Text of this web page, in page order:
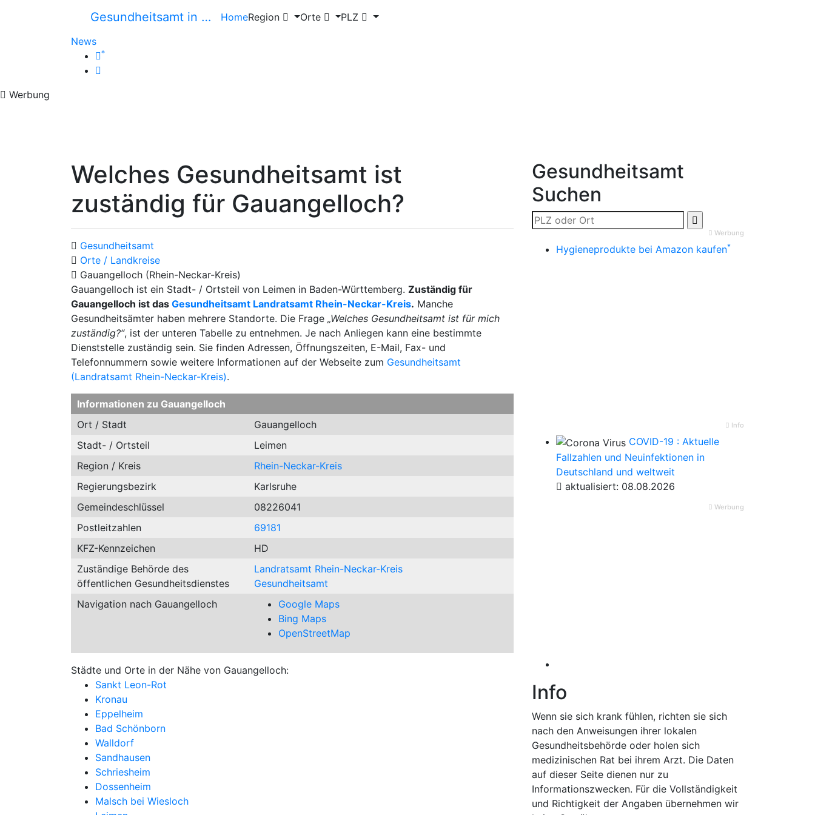
Gesundheitsamt in … HomeRegion Orte
PLZ
News
*
Werbung
Welches Gesundheitsamt ist
zuständig für Gauangelloch?
Gesundheitsamt
Orte / Landkreise
Gauangelloch (Rhein-Neckar-Kreis)
Gauangelloch ist ein Stadt- / Ortsteil von Leimen in Baden-Württemberg. Zuständig für
Gauangelloch ist das Gesundheitsamt Landratsamt Rhein-Neckar-Kreis. Manche
Gesundheitsämter haben mehrere Standorte. Die Frage „Welches Gesundheitsamt ist für mich
zuständig?“, ist der unteren Tabelle zu entnehmen. Je nach Anliegen kann eine bestimmte
Dienststelle zuständig sein. Sie finden Adressen, Öffnungszeiten, E-Mail, Fax- und
Telefonnummern sowie weitere Informationen auf der Webseite zum Gesundheitsamt
(Landratsamt Rhein-Neckar-Kreis).
Informationen zu Gauangelloch
Ort / Stadt
Gauangelloch
Stadt- / Ortsteil
Leimen
Region / Kreis
Rhein-Neckar-Kreis
Regierungsbezirk
Karlsruhe
Gemeindeschlüssel
08226041
Postleitzahlen
69181
KFZ-Kennzeichen
HD
Zuständige Behörde des
öffentlichen Gesundheitsdienstes
Landratsamt Rhein-Neckar-Kreis
Gesundheitsamt
Navigation nach Gauangelloch
Google Maps
Bing Maps
OpenStreetMap
Städte und Orte in der Nähe von Gauangelloch:
Sankt Leon-Rot
Kronau
Eppelheim
Bad Schönborn
Walldorf
Sandhausen
Schriesheim
Dossenheim
Malsch bei Wiesloch
Gesundheitsamt
Suchen
Werbung
Hygieneprodukte bei Amazon kaufen*
Info
COVID-19 : Aktuelle
Fallzahlen und Neuinfektionen in
Deutschland und weltweit
aktualisiert: 08.08.2026
Werbung
Info
Wenn sie sich krank fühlen, richten sie sich
nach den Anweisungen ihrer lokalen
Gesundheitsbehörde oder holen sich
medizinischen Rat bei ihrem Arzt. Die Daten
auf dieser Seite dienen nur zu
Informationszwecken. Für die Vollständigkeit
und Richtigkeit der Angaben übernehmen wir